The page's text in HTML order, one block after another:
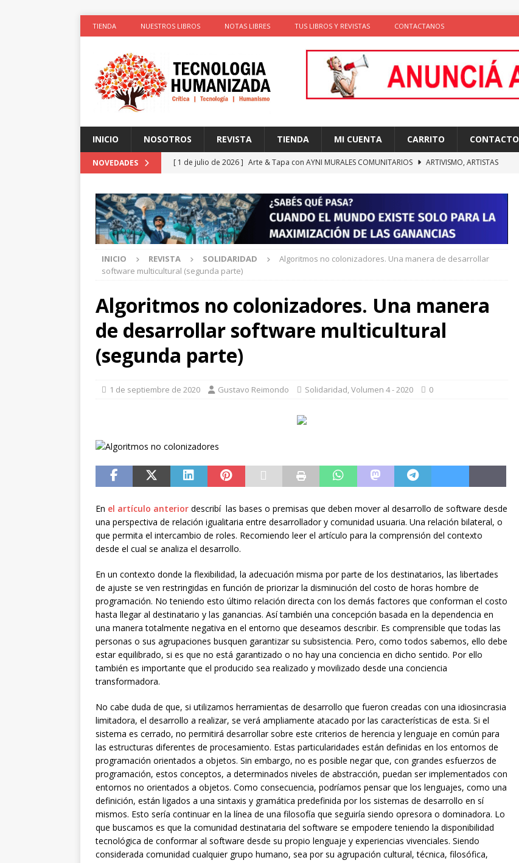
TIENDA NUESTROS LIBROS NOTAS LIBRES TUS LIBROS Y REVISTAS CONTACTANOS
INICIO NOSOTROS REVISTA TIENDA MI CUENTA CARRITO CONTACTO
NOVEDADES [ 1 de julio de 2026 ] Arte & Tapa con AYNI MURALES COMUNITARIOS
ARTIVISMO, ARTISTAS
[ 1 de julio de 2026 ] Simulación de comportamientos y praxis social con algoritmos no
colonizadores (Segunda parte)
SOLIDARIDAD
[ 1 de julio de 2026 ] La ciencia como conocimiento situado: transformación del saber desde
el cuerpo
LA TECNOLOGÍA
[ 1 de julio de 2026 ] TECNOLOGIA HUMANIZADA – Revista Número 3, 2026
INICIO REVISTA SOLIDARIDAD
Algoritmos no colonizadores. Una manera de desarrollar
software multicultural (segunda parte)
Algoritmos no colonizadores. Una manera
de desarrollar software multicultural
(segunda parte)
1 de septiembre de 2020 Gustavo Reimondo Solidaridad,Volumen 4 - 2020 0
En el artículo anterior describí las bases o premisas que deben mover al desarrollo de software desde
una perspectiva de relación igualitaria entre desarrollador y comunidad usuaria. Una relación bilateral, o
que permita el intercambio de roles. Recomiendo leer el artículo para la comprensión del contexto
desde el cual se analiza el desarrollo.
En un contexto donde la flexibilidad, la adecuación misma por parte de los destinatarios, las libertades
de ajuste se ven restringidas en función de priorizar la disminución del costo de horas hombre de
programación. No teniendo esto último relación directa con los demás factores que conforman el costo
hasta llegar al destinatario y las ganancias. Así también una concepción basada en la dependencia en
una manera totalmente negativa en el entorno que deseamos describir. Es comprensible que todas las
personas o sus agrupaciones busquen garantizar su subsistencia. Pero, como todos sabemos, ello debe
estar equilibrado, si es que no está garantizado o no hay una conciencia en dicho sentido. Por ello
también es importante que el producido sea realizado y movilizado desde una conciencia
transformadora.
No cabe duda de que, si utilizamos herramientas de desarrollo que fueron creadas con una idiosincrasia
limitadora, el desarrollo a realizar, se verá ampliamente atacado por las características de esta. Si el
sistema es cerrado, no permitirá desarrollar sobre este criterios de herencia y lenguaje en común para
las estructuras diferentes de procesamiento. Estas particularidades están definidas en los entornos de
programación orientados a objetos. Sin embargo, no es posible negar que, con grandes esfuerzos de
programación, estos conceptos, a determinados niveles de abstracción, puedan ser implementados con
entornos no orientados a objetos. Como consecuencia, podríamos pensar que los lenguajes, como una
definición, están ligados a una sintaxis y gramática predefinida por los sistemas de desarrollo en sí
mismos. Esto sería continuar en la línea de una filosofía que seguiría siendo opresora o dominadora. Lo
que buscamos es que la comunidad destinataria del software se empodere teniendo la disponibilidad
tecnológica de conformar al software desde su propio lenguaje y experiencias vivenciales. Siendo
considerada comunidad cualquier grupo humano, sea por su agrupación cultural, técnica, filosófica,